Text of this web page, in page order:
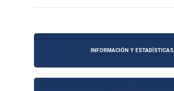
INFORMACIÓN Y ESTADÍSTICAS